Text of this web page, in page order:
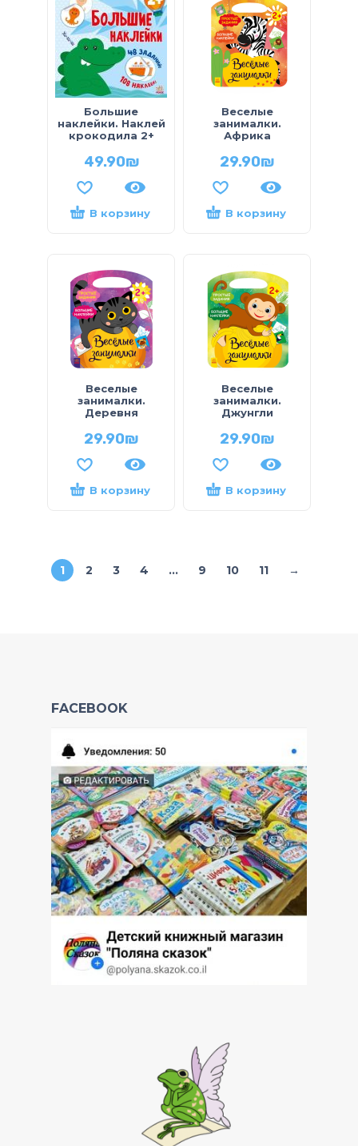
Большие
наклейки. Наклей
крокодила 2+
49.90₪
В корзину
Веселые
занималки.
Африка
29.90₪
В корзину
Веселые
занималки.
Деревня
29.90₪
В корзину
Веселые
занималки.
Джунгли
29.90₪
В корзину
1 2 3 4 … 9 10 11 →
FACEBOOK